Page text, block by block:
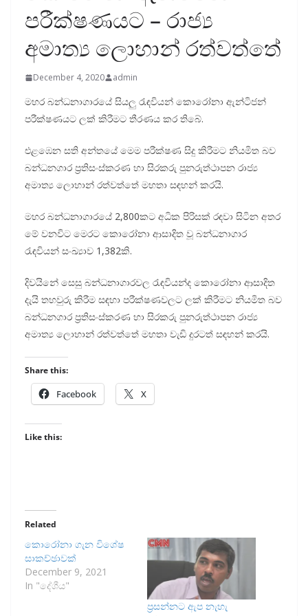
පරීක්ෂණයට – රාජ්‍ය
අමාත්‍ය ලොහාන් රත්වත්තේ
December 4, 2020 admin
මහර බන්ධනාගාරයේ සියලු රැඳවියන් කොරෝනා ඇන්ටිජන්
පරීක්ෂණයට ලක් කිරීමට තීරණය කර තිබේ.
එළඹෙන සති අන්තයේ මෙම පරීක්ෂණ සිදු කිරීමට නියමිත බව
බන්ධනගාර ප්‍රතිසංස්කරණ හා සිරකරු පුනරුත්ථාපන රාජ්‍ය
අමාත්‍ය ලොහාන් රත්වත්තේ මහතා සඳහන් කරයි.
මහර බන්ධනාගාරයේ 2,800කට අධික පිරිසක් රඳවා සිටින අතර
මේ වනවිට මෙරට කොරෝනා ආසාදිත වූ බන්ධනාගාර
රැඳවියන් සංඛ්‍යාව 1,382කි.
දිවයිනේ සෙසු බන්ධනාගාරවල රැඳවියන්ද කොරෝනා ආසාදිත
දැයි තහවුරු කිරීම සඳහා පරීක්ෂණවලට ලක් කිරීමට නියමිත බව
බන්ධනගාර ප්‍රතිසංස්කරණ හා සිරකරු පුනරුත්ථාපන රාජ්‍ය
අමාත්‍ය ලොහාන් රත්වත්තේ මහතා වැඩි දුරටත් සඳහන් කරයි.
Share this:
Facebook X
Like this:
Related
කොරෝනා ගැන විශේෂ
සාකච්ඡාවක්
December 9, 2021
In "දේශීය"
ප්‍රසන්නට ඇප නැහැ